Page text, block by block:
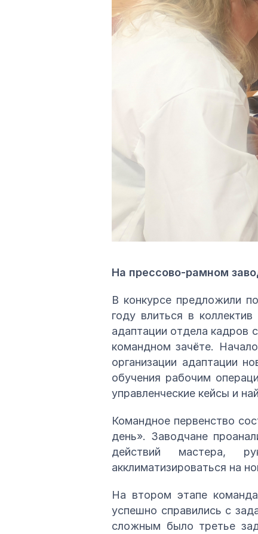
На прессово-рамном
В конкурсе предложили
году влиться в
адаптации отдела кадров
командном зачёте.
организации адаптации
обучения рабочим
управленческие кейсы и
Командное первенство
день». Заводчане
действий мастера,
акклиматизироваться на
На втором этапе
успешно справились с
сложным было третье